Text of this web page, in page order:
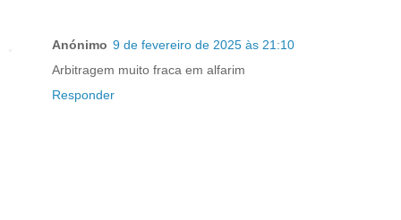
Anónimo 9 de fevereiro de 2025 às 21:10
Arbitragem muito fraca em alfarim
Responder